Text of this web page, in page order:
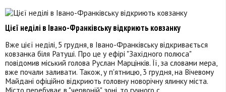
Цієї неділі в Івано-Франківську відкриють ковзанку
Вже цієї неділі, 5 грудня, в Івано-Франківську відкривається
ковзанка біля Ратуші. Про це у ефірі "Західного полюса"
повідомив міський голова Руслан Марцінків. Її, за словами мера,
вже почали заливати. Також, у п'ятницю, 3 грудня, на Вічевому
Майдані офіційно відкриють головну новорічну ялинку міста.
Місто перебуває в "червоній" зоні, то гучного с